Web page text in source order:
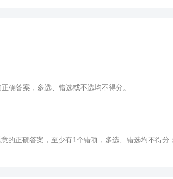
确答案，多选、错选或不选均不得分。
的正确答案，至少有1个错项，多选、错选均不得分